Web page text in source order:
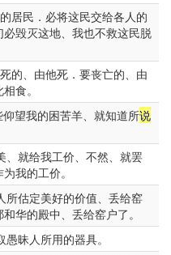
居民．必将这民交给各人的
毁灭这地、我也不救这民脱
的、由他死．要丧亡的、由
食。
望我的困苦羊、就知道所说
、就给我工价、不然、就罢
我的工价。
所估定美好的价值、丢给窑
华的殿中、丢给窑户了。
愚昧人所用的器具。